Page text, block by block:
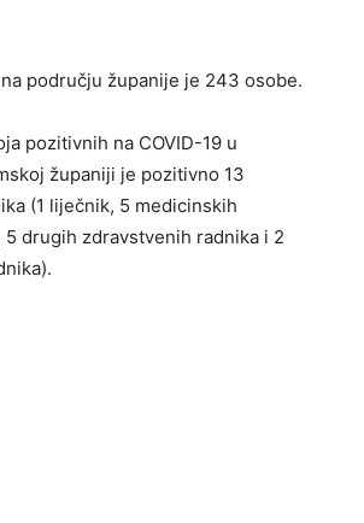
području županije je 243 osobe.
pozitivnih na COVID-19 u
županiji je pozitivno 13
(1 liječnik, 5 medicinskih
drugih zdravstvenih radnika i 2